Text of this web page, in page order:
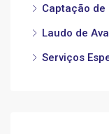
Captação de
Laudo de
Serviços